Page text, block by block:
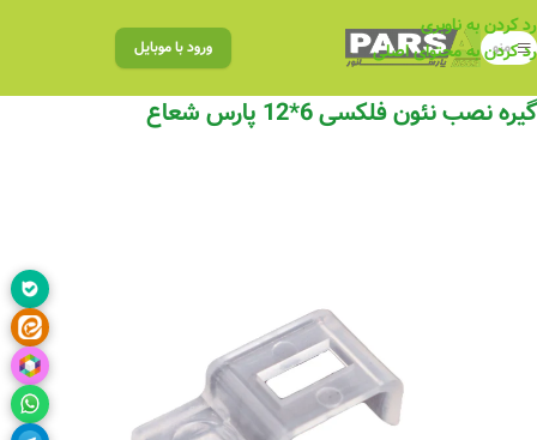
رد کردن به ناوبری
رد کردن به محتوای اصلی
منو ورود با موبایل
گیره نصب نئون فلکسی 6*12 پارس شعاع